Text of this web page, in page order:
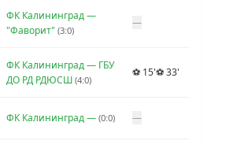
ФК Калининград —
"Фаворит" (3:0)
—
ФК Калининград — ГБУ
ДО РД РДЮСШ (4:0)
⚽ 15'⚽ 33'
ФК Калининград — (0:0) —